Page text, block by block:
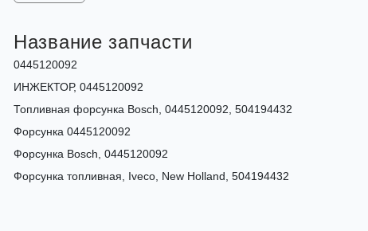
Название запчасти
0445120092
ИНЖЕКТОР, 0445120092
Топливная форсунка Bosch, 0445120092, 504194432
Форсунка 0445120092
Форсунка Bosch, 0445120092
Форсунка топливная, Iveco, New Holland, 504194432